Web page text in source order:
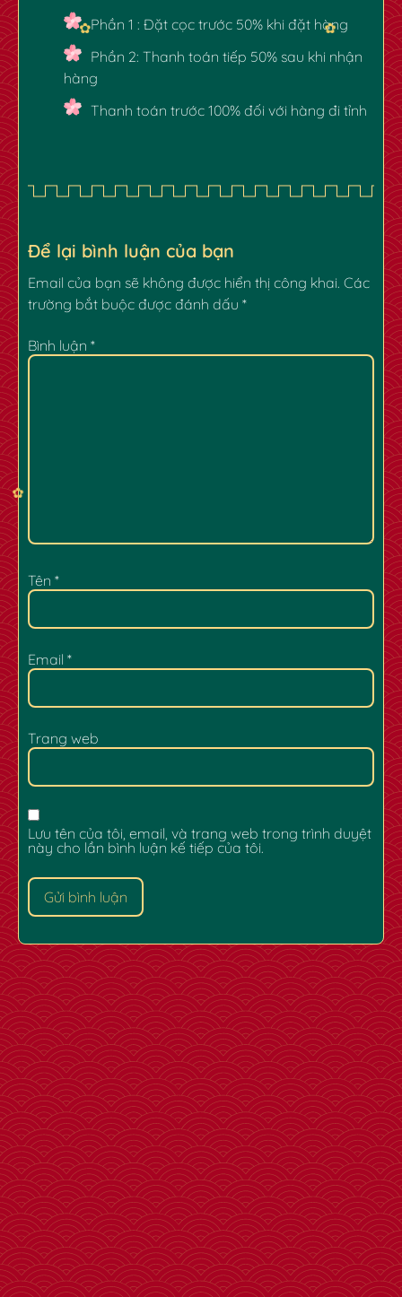
Phần 1 : Đặt cọc trước 50% khi đặt hàng
Phần 2: Thanh toán tiếp 50% sau khi nhận
hàng
Thanh toán trước 100% đối với hàng đi tỉnh
Để lại bình luận của bạn
Email của bạn sẽ không được hiển thị công khai. Các
trường bắt buộc được đánh dấu *
Bình luận *
Tên *
Email *
Trang web
Lưu tên của tôi, email, và trang web trong trình duyệt
này cho lần bình luận kế tiếp của tôi.
✿ ✿
✿